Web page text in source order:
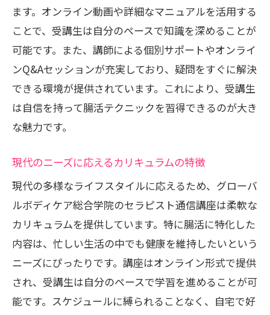
ます。オンライン動画や詳細なマニュアルを活用する
ことで、受講生は自分のペースで知識を深めることが
可能です。また、講師による個別サポートやオンライ
ンQ&Aセッションが充実しており、疑問をすぐに解決
できる環境が提供されています。これにより、受講生
は自信を持って腸活テクニックを習得できるのが大き
な魅力です。
現代のニーズに応えるカリキュラムの特徴
現代の多様なライフスタイルに応えるため、グローバ
ルボディケア総合学院のセラピスト通信講座は柔軟な
カリキュラムを提供しています。特に腸活に特化した
内容は、忙しい生活の中でも健康を維持したいという
ニーズにぴったりです。講座はオンライン形式で提供
され、受講生は自分のペースで学習を進めることが可
能です。スケジュールに縛られることなく、自宅で好